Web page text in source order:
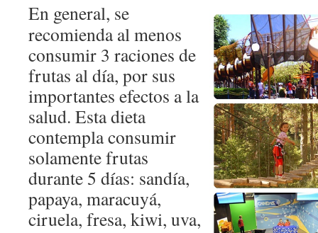
En general, se
recomienda al menos
consumir 3 raciones de
frutas al día, por sus
importantes efectos a la
salud. Esta dieta
contempla consumir
solamente frutas
durante 5 días: sandía,
papaya, maracuyá,
ciruela, fresa, kiwi, uva,